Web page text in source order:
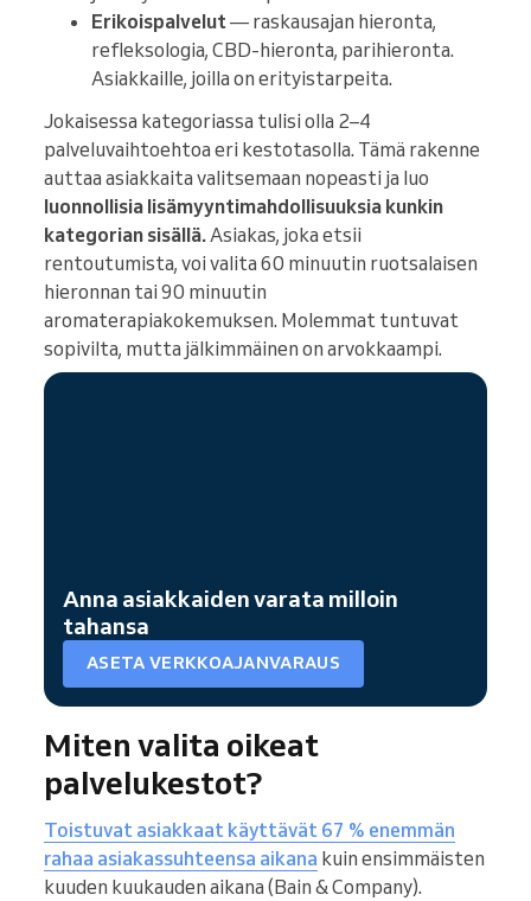
Erikoispalvelut — raskausajan hieronta,
refleksologia, CBD-hieronta, parihieronta.
Asiakkaille, joilla on erityistarpeita.
Jokaisessa kategoriassa tulisi olla 2–4
palveluvaihtoehtoa eri kestotasolla. Tämä rakenne
auttaa asiakkaita valitsemaan nopeasti ja luo
luonnollisia lisämyyntimahdollisuuksia kunkin
kategorian sisällä. Asiakas, joka etsii
rentoutumista, voi valita 60 minuutin ruotsalaisen
hieronnan tai 90 minuutin
aromaterapiakokemuksen. Molemmat tuntuvat
sopivilta, mutta jälkimmäinen on arvokkaampi.
Anna asiakkaiden varata milloin
tahansa
ASETA VERKKOAJANVARAUS
Miten valita oikeat
palvelukestot?
Toistuvat asiakkaat käyttävät 67 % enemmän
rahaa asiakassuhteensa aikana kuin ensimmäisten
kuuden kuukauden aikana (Bain & Company).